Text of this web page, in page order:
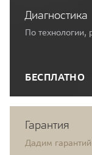
Диагностика
По технологии,
БЕСПЛАТНО
Гарантия
Дадим